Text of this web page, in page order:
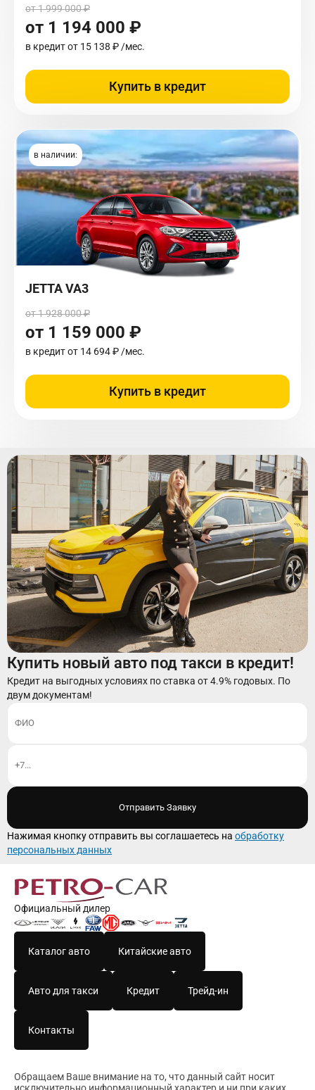
от 1 999 000 ₽
от 1 194 000 ₽
в кредит от 15 138 ₽ /мес.
Купить в кредит
в наличии:
JETTA VA3
от 1 928 000 ₽
от 1 159 000 ₽
в кредит от 14 694 ₽ /мес.
Купить в кредит
Купить новый авто под такси в кредит!
Кредит на выгодных условиях по ставка от 4.9% годовых. По
двум документам!
Отправить Заявку
Нажимая кнопку отправить вы соглашаетесь на обработку
персональных данных
Официальный дилер
Каталог авто Китайские авто
Авто для такси Кредит Трейд-ин
Контакты
Обращаем Ваше внимание на то, что данный сайт носит